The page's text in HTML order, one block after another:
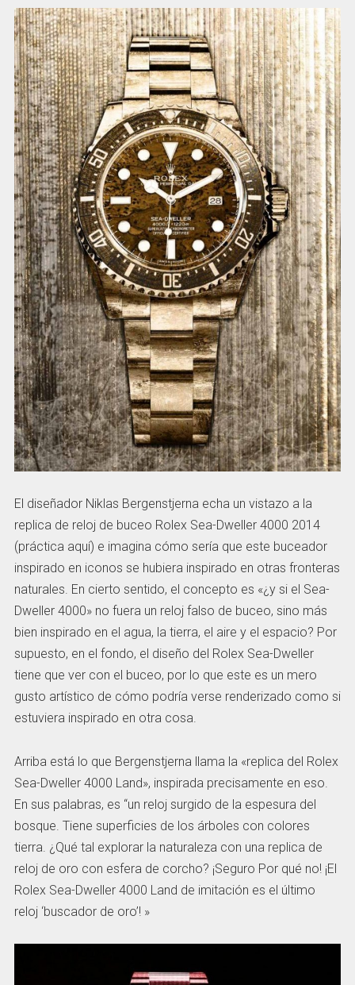
El diseñador Niklas Bergenstjerna echa un vistazo a la
replica de reloj de buceo Rolex Sea-Dweller 4000 2014
(práctica aquí) e imagina cómo sería que este buceador
inspirado en iconos se hubiera inspirado en otras fronteras
naturales. En cierto sentido, el concepto es «¿y si el Sea-
Dweller 4000» no fuera un reloj falso de buceo, sino más
bien inspirado en el agua, la tierra, el aire y el espacio? Por
supuesto, en el fondo, el diseño del Rolex Sea-Dweller
tiene que ver con el buceo, por lo que este es un mero
gusto artístico de cómo podría verse renderizado como si
estuviera inspirado en otra cosa.
Arriba está lo que Bergenstjerna llama la «replica del Rolex
Sea-Dweller 4000 Land», inspirada precisamente en eso.
En sus palabras, es “un reloj surgido de la espesura del
bosque. Tiene superficies de los árboles con colores
tierra. ¿Qué tal explorar la naturaleza con una replica de
reloj de oro con esfera de corcho? ¡Seguro Por qué no! ¡El
Rolex Sea-Dweller 4000 Land de imitación es el último
reloj ‘buscador de oro’! »